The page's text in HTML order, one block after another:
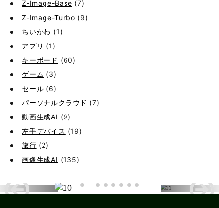
Z-Image-Base (7)
Z-Image-Turbo (9)
ちいかわ (1)
アプリ (1)
キーボード (60)
ゲーム (3)
セール (6)
パーソナルクラウド (7)
動画生成AI (9)
左手デバイス (19)
旅行 (2)
画像生成AI (135)